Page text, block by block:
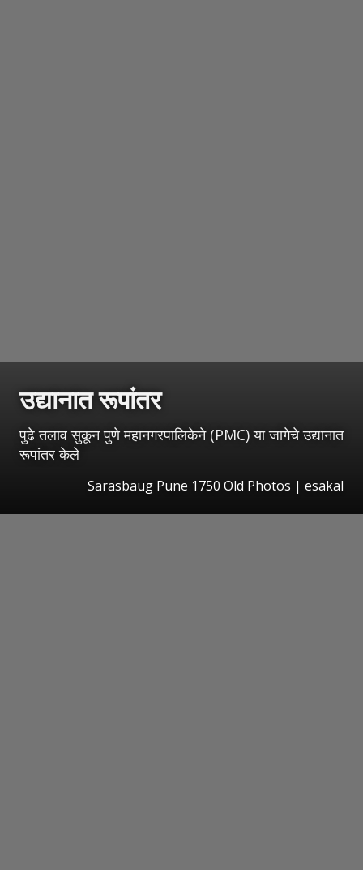
उद्यानातरूपांतर
पुढे तलाव सुकून पुणे महानगरपालिकेने (PMC) या जागेचे उद्यानात
रूपांतर केले
Sarasbaug Pune 1750 Old Photos | esakal